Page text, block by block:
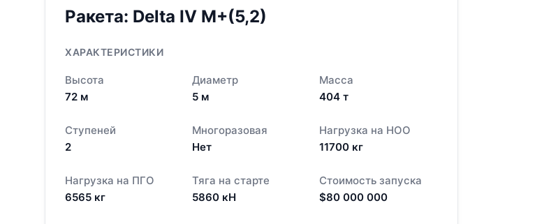
Ракета: Delta IV M+(5,2)
ХАРАКТЕРИСТИКИ
Высота
72 м
Диаметр
5 м
Масса
404 т
Ступеней
2
Многоразовая
Нет
Нагрузка на НОО
11700 кг
Нагрузка на ПГО
6565 кг
Тяга на старте
5860 кН
Стоимость запуска
$80 000 000